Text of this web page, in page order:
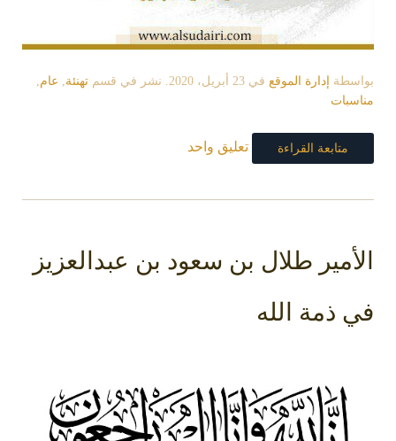
بواسطة إدارة الموقع في 23 أبريل، 2020 . نشر في قسم تهنئة, عام,
مناسبات
متابعة القراءة تعليق واحد
الأمير طلال بن سعود بن عبدالعزيز
في ذمة الله